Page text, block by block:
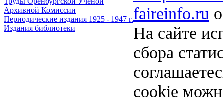
Архивной Комиссии
Периодические издания 1925 - 1947 г.
Издания библиотеки
faireinfo.ru
На сайте
сбора
cookie